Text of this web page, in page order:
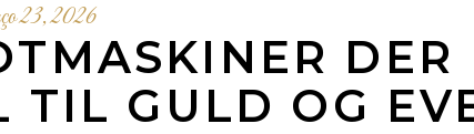
23, 2026
DER
GULD OG